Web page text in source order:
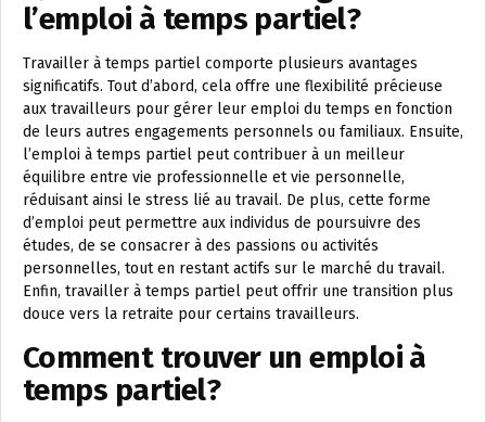
l’emploi à temps partiel?
Travailler à temps partiel comporte plusieurs avantages
significatifs. Tout d’abord, cela offre une flexibilité précieuse
aux travailleurs pour gérer leur emploi du temps en fonction
de leurs autres engagements personnels ou familiaux. Ensuite,
l’emploi à temps partiel peut contribuer à un meilleur
équilibre entre vie professionnelle et vie personnelle,
réduisant ainsi le stress lié au travail. De plus, cette forme
d’emploi peut permettre aux individus de poursuivre des
études, de se consacrer à des passions ou activités
personnelles, tout en restant actifs sur le marché du travail.
Enfin, travailler à temps partiel peut offrir une transition plus
douce vers la retraite pour certains travailleurs.
Comment trouver un emploi à
temps partiel?